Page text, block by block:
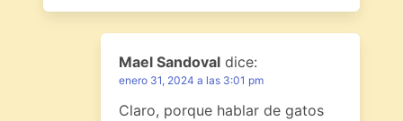
Mael Sandoval dice:
enero 31, 2024 a las 3:01 pm
Claro, porque hablar de gatos